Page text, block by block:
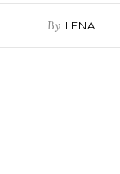
By LENA